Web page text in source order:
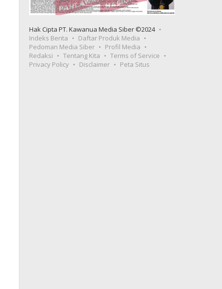
Hak Cipta PT. Kawanua Media Siber ©2024
Indeks Berita
Daftar Produk Media
Pedoman Media Siber
Profil Media
Redaksi
Tentang Kita
Terms of Service
Privacy Policy
Disclaimer Peta Situs